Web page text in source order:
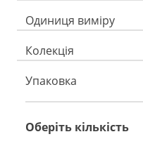
Одиниця виміру
Колекція
Упаковка
Оберіть кількість